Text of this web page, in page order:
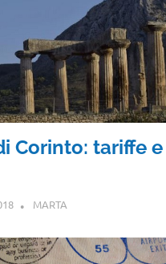
Corinto: tariffe e
MARTA